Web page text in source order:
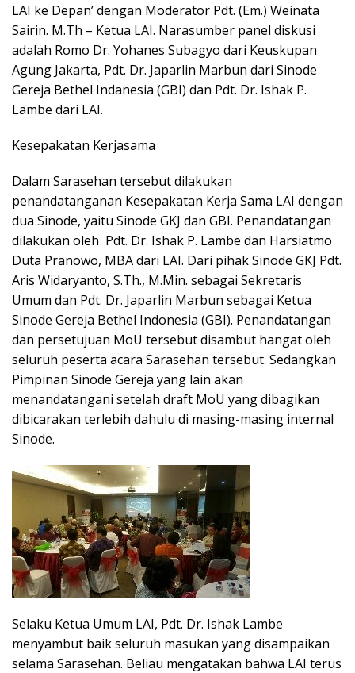
LAI ke Depan’ dengan Moderator Pdt. (Em.) Weinata
Sairin. M.Th – Ketua LAI. Narasumber panel diskusi
adalah Romo Dr. Yohanes Subagyo dari Keuskupan
Agung Jakarta, Pdt. Dr. Japarlin Marbun dari Sinode
Gereja Bethel Indanesia (GBI) dan Pdt. Dr. Ishak P.
Lambe dari LAI.
Kesepakatan Kerjasama
Dalam Sarasehan tersebut dilakukan
penandatanganan Kesepakatan Kerja Sama LAI dengan
dua Sinode, yaitu Sinode GKJ dan GBI. Penandatangan
dilakukan oleh Pdt. Dr. Ishak P. Lambe dan Harsiatmo
Duta Pranowo, MBA dari LAI. Dari pihak Sinode GKJ Pdt.
Aris Widaryanto, S.Th., M.Min. sebagai Sekretaris
Umum dan Pdt. Dr. Japarlin Marbun sebagai Ketua
Sinode Gereja Bethel Indonesia (GBI). Penandatangan
dan persetujuan MoU tersebut disambut hangat oleh
seluruh peserta acara Sarasehan tersebut. Sedangkan
Pimpinan Sinode Gereja yang lain akan
menandatangani setelah draft MoU yang dibagikan
dibicarakan terlebih dahulu di masing-masing internal
Sinode.
Selaku Ketua Umum LAI, Pdt. Dr. Ishak Lambe
menyambut baik seluruh masukan yang disampaikan
selama Sarasehan. Beliau mengatakan bahwa LAI terus